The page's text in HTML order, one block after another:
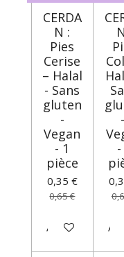
CERDA
N :
Pies
Cerise
– Halal
- Sans
gluten
-
Vegan
- 1
pièce
0,35 €
0,65 €
Ajouter au
-